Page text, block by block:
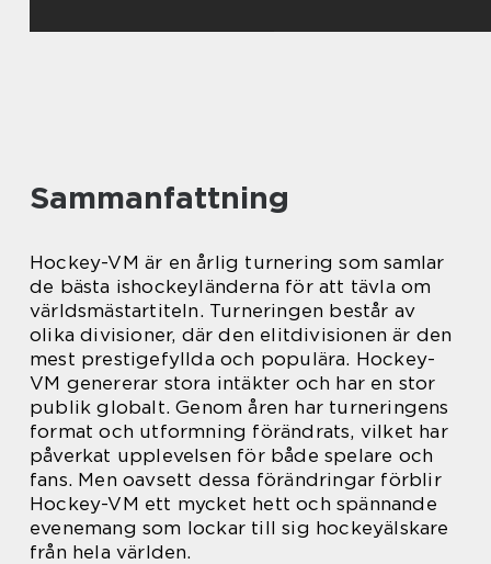
Sammanfattning
Hockey-VM är en årlig turnering som samlar
de bästa ishockeyländerna för att tävla om
världsmästartiteln. Turneringen består av
olika divisioner, där den elitdivisionen är den
mest prestigefyllda och populära. Hockey-
VM genererar stora intäkter och har en stor
publik globalt. Genom åren har turneringens
format och utformning förändrats, vilket har
påverkat upplevelsen för både spelare och
fans. Men oavsett dessa förändringar förblir
Hockey-VM ett mycket hett och spännande
evenemang som lockar till sig hockeyälskare
från hela världen.